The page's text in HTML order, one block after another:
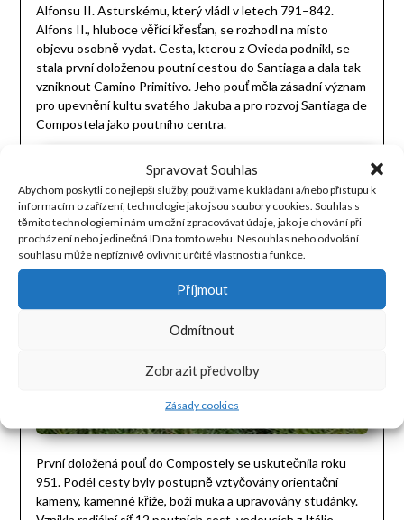
Spravovat Souhlas
Abychom poskytli co nejlepší služby, používáme k ukládání a/nebo přístupu k
informacím o zařízení, technologie jako jsou soubory cookies. Souhlas s
těmito technologiemi nám umožní zpracovávat údaje, jako je chování při
procházení nebo jedinečná ID na tomto webu. Nesouhlas nebo odvolání
souhlasu může nepříznivě ovlivnit určité vlastnosti a funkce.
Příjmout
Odmítnout
Zobrazit předvolby
Zásady cookies
Alfonsu II. Asturskému, který vládl v letech 791–842.
Alfons II., hluboce věřící křesťan, se rozhodl na místo
objevu osobně vydat. Cesta, kterou z Ovieda podnikl, se
stala první doloženou poutní cestou do Santiaga a dala tak
vzniknout Camino Primitivo. Jeho pouť měla zásadní význam
pro upevnění kultu svatého Jakuba a pro rozvoj Santiaga de
Compostela jako poutního centra.
První doložená pouť do Compostely se uskutečnila roku
951. Podél cesty byly postupně vztyčovány orientační
kameny, kamenné kříže, boží muka a upravovány studánky.